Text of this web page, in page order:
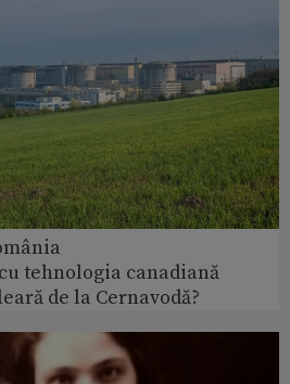
tehnologia canadiană
de la Cernavodă?